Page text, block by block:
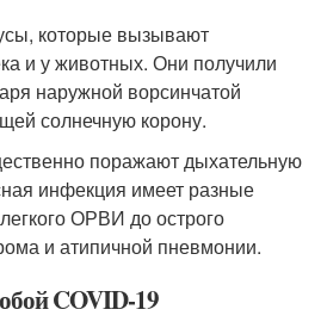
которые вызывают
и у животных. Они получили
наружной ворсинчатой
солнечную корону.
поражают дыхательную
инфекция имеет разные
ОРВИ до острого
и атипичной пневмонии.
COVID-19